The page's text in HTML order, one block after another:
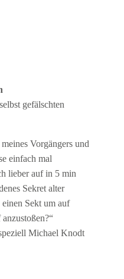
gefälschten
Vorgängers und
einfach mal
lieber auf in 5 min
Sekret alter
Sekt um auf
Michael Knodt